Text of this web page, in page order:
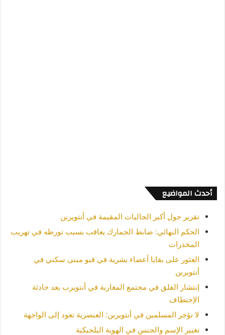
أحدث المواضيع
تقرير حول أكبر الجاليات المقيمة في أنتويربن
الحكم النهائي: ضابط الجمارك يعاقب بسبب تورطه في تهريب
المخدرات
العثور على بقايا أعضاء بشرية في قبو مبنى سكني في
أنتويربن
إنتشار القلق في مجتمع المغاربة في أنتويرب بعد حادثة
الإختطاف
لا تؤجر المسلمين في أنتويربن: العنصرية تعود إلى الواجهة
تغيير الإسم والجنس في الهوية البلجيكية